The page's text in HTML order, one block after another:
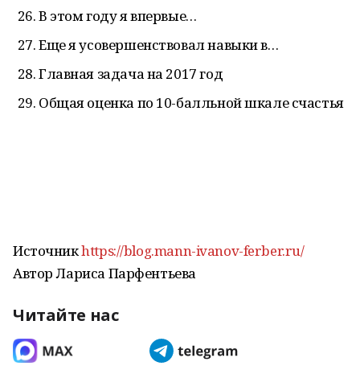
В этом году я впервые…
Еще я усовершенствовал навыки в…
Главная задача на 2017 год
Общая оценка по 10-балльной шкале счастья
Источникhttps://blog.mann-ivanov-ferber.ru/
Автор Лариса Парфентьева
Читайте нас